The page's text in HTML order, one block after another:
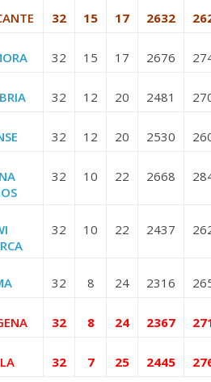
32 15 17 2632
32 15 17 2676
32 12 20 2481
32 12 20 2530
32 10 22 2668
32 10 22 2437
32 8 24 2316
32 8 24 2367
32 7 25 2445